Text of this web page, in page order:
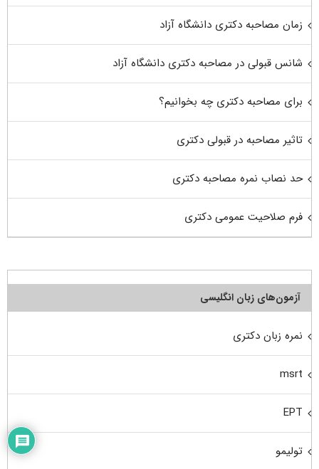
زمان مصاحبه دکتری دانشگاه آزاد
شانس قبولی در مصاحبه دکتری دانشگاه آزاد
برای مصاحبه دکتری چه بخوانیم؟
تاثیر مصاحبه در قبولی دکتری
حد نصاب نمره مصاحبه دکتری
فرم صلاحیت عمومی دکتری
آزمون‌های زبان انگلیسی
نمره زبان دکتری
msrt
EPT
تولیمو